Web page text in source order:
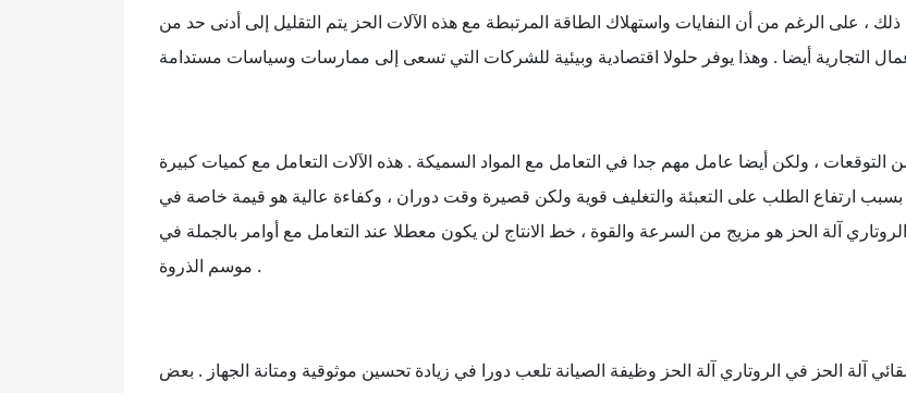
، على الرغم من أن النفايات واستهلاك الطاقة المرتبطة مع هذه الآلات الحز يتم التقليل إلى أدنى حد من
، ولكن أيضا عامل مهم جدا في التعامل مع المواد السميكة . هذه الآلات التعامل مع كميات كبيرة
ارتفاع الطلب على التعبئة والتغليف قوية ولكن قصيرة وقت دوران ، وكفاءة عالية هو قيمة خاصة في
الروتاري آلة الحز هو مزيج من السرعة والقوة ، خط الانتاج لن يكون معطلا عند التعامل مع أوامر بالجملة في
موسم الذروة .
آلة الحز في الروتاري آلة الحز وظيفة الصيانة تلعب دورا في زيادة تحسين موثوقية ومتانة الجهاز . بعض